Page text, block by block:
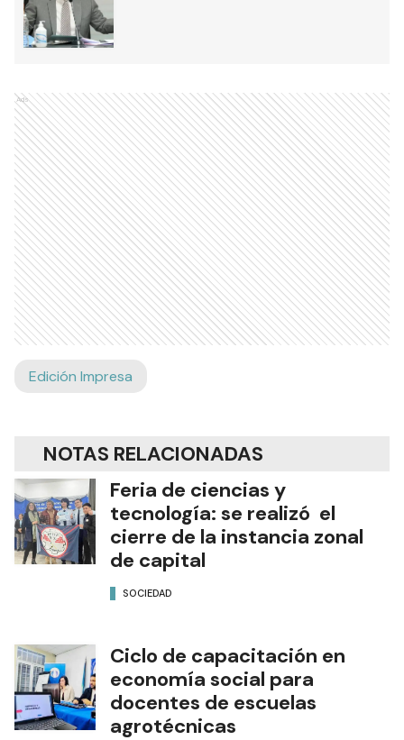
Ads
Edición Impresa
NOTAS RELACIONADAS
Feria de ciencias y
tecnología: se realizó el
cierre de la instancia zonal
de capital
SOCIEDAD
Ciclo de capacitación en
economía social para
docentes de escuelas
agrotécnicas